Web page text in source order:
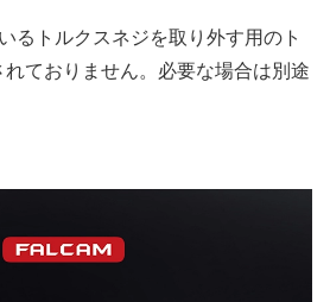
るトルクスネジを取り外す用のト
ておりません。必要な場合は別途